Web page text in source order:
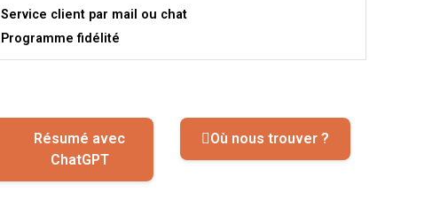
Service client par mail ou chat
Programme fidélité
Résumé avec
ChatGPT
Où nous trouver ?